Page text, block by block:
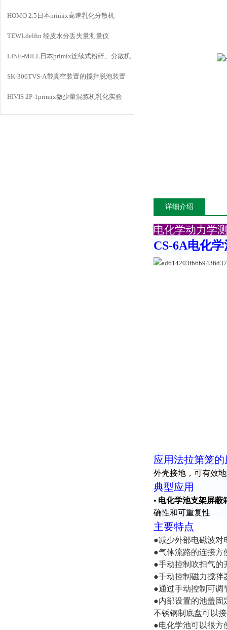
HOMO 2.5日本primix高速乳化分散机
TEWLdelfin 经皮水分丢失量测量仪
LINE-MILL日本primix连续式粉碎、分散机
LINE MILL
SK-300TVS-A带真空装置的搅拌脱泡装置
HIVIS 2P-1primix微少量混炼机乳化实验
详细介绍
电化学动力学
CS-6A电化
应用法拉第笼
外壳接地，可有效
典型应用
• 电化学池支架屏蔽
确性和可重复性
主要特点
●减少外部电磁波对
●气体流路的连接方
●手动控制吹扫气的
●手动控制磁力搅拌
●通过手动控制可调
●内部设置的池盖固
不锈钢制底盘可以
●电化学池可以很方